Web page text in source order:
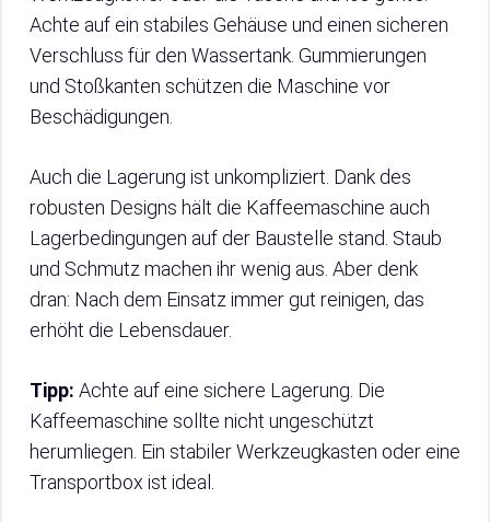
Achte auf ein stabiles Gehäuse und einen sicheren
Verschluss für den Wassertank. Gummierungen
und Stoßkanten schützen die Maschine vor
Beschädigungen.
Auch die Lagerung ist unkompliziert. Dank des
robusten Designs hält die Kaffeemaschine auch
Lagerbedingungen auf der Baustelle stand. Staub
und Schmutz machen ihr wenig aus. Aber denk
dran: Nach dem Einsatz immer gut reinigen, das
erhöht die Lebensdauer.
Tipp: Achte auf eine sichere Lagerung. Die
Kaffeemaschine sollte nicht ungeschützt
herumliegen. Ein stabiler Werkzeugkasten oder eine
Transportbox ist ideal.